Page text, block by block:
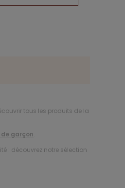
tous les produits de la
garçon.
: découvrez notre sélection